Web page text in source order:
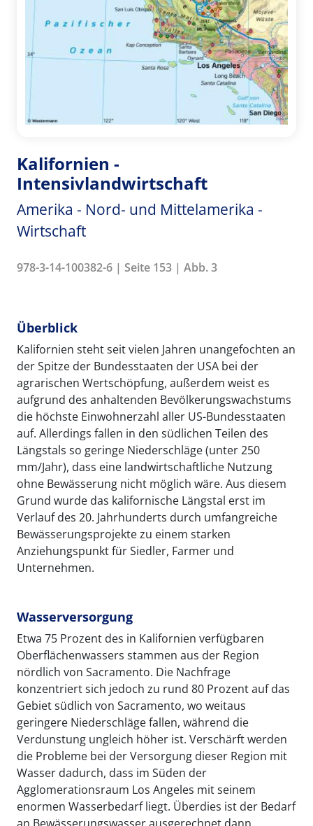
Kalifornien -
Intensivlandwirtschaft
Amerika - Nord- und Mittelamerika -
Wirtschaft
978-3-14-100382-6 | Seite 153 | Abb. 3
Überblick
Kalifornien steht seit vielen Jahren unangefochten an
der Spitze der Bundesstaaten der USA bei der
agrarischen Wertschöpfung, außerdem weist es
aufgrund des anhaltenden Bevölkerungswachstums
die höchste Einwohnerzahl aller US-Bundesstaaten
auf. Allerdings fallen in den südlichen Teilen des
Längstals so geringe Niederschläge (unter 250
mm/Jahr), dass eine landwirtschaftliche Nutzung
ohne Bewässerung nicht möglich wäre. Aus diesem
Grund wurde das kalifornische Längstal erst im
Verlauf des 20. Jahrhunderts durch umfangreiche
Bewässerungsprojekte zu einem starken
Anziehungspunkt für Siedler, Farmer und
Unternehmen.
Wasserversorgung
Etwa 75 Prozent des in Kalifornien verfügbaren
Oberflächenwassers stammen aus der Region
nördlich von Sacramento. Die Nachfrage
konzentriert sich jedoch zu rund 80 Prozent auf das
Gebiet südlich von Sacramento, wo weitaus
geringere Niederschläge fallen, während die
Verdunstung ungleich höher ist. Verschärft werden
die Probleme bei der Versorgung dieser Region mit
Wasser dadurch, dass im Süden der
Agglomerationsraum Los Angeles mit seinem
enormen Wasserbedarf liegt. Überdies ist der Bedarf